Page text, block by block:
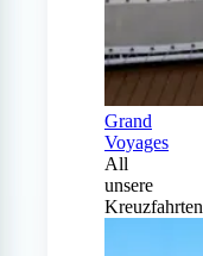
Grand
Voyages
All
unsere
Kreuzfahrten